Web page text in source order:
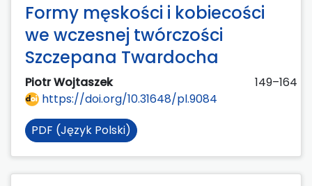
Formy męskości i kobiecości
we wczesnej twórczości
Szczepana Twardocha
Piotr Wojtaszek
149–164
https://doi.org/10.31648/pl.9084
PDF (Język Polski)